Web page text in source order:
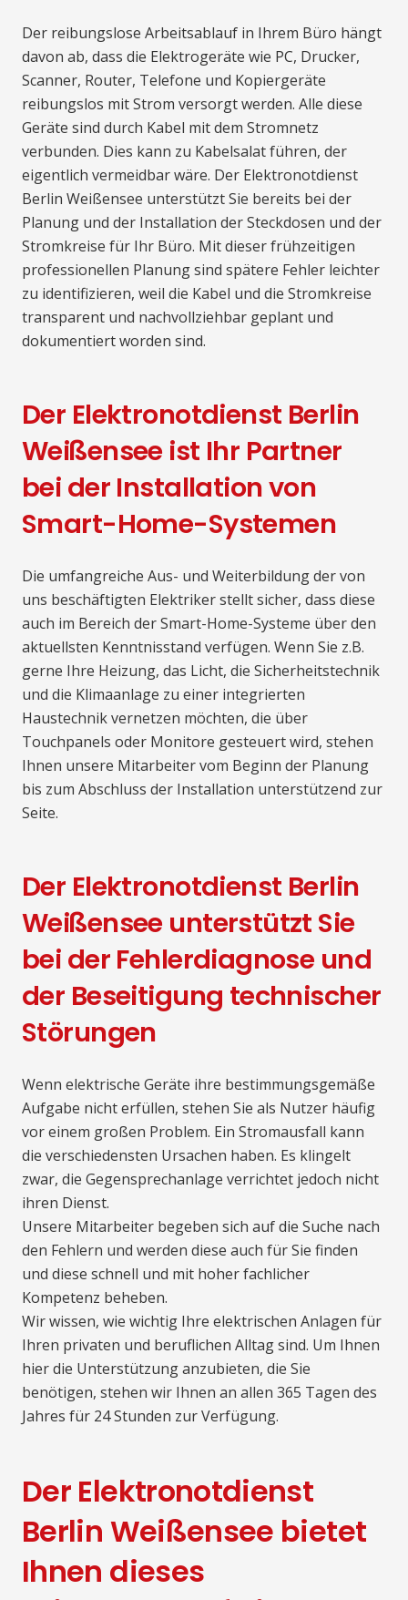
Der reibungslose Arbeitsablauf in Ihrem Büro hängt
davon ab, dass die Elektrogeräte wie PC, Drucker,
Scanner, Router, Telefone und Kopiergeräte
reibungslos mit Strom versorgt werden. Alle diese
Geräte sind durch Kabel mit dem Stromnetz
verbunden. Dies kann zu Kabelsalat führen, der
eigentlich vermeidbar wäre. Der Elektronotdienst
Berlin Weißensee unterstützt Sie bereits bei der
Planung und der Installation der Steckdosen und der
Stromkreise für Ihr Büro. Mit dieser frühzeitigen
professionellen Planung sind spätere Fehler leichter
zu identifizieren, weil die Kabel und die Stromkreise
transparent und nachvollziehbar geplant und
dokumentiert worden sind.
Der Elektronotdienst Berlin
Weißensee ist Ihr Partner
bei der Installation von
Smart-Home-Systemen
Die umfangreiche Aus- und Weiterbildung der von
uns beschäftigten Elektriker stellt sicher, dass diese
auch im Bereich der Smart-Home-Systeme über den
aktuellsten Kenntnisstand verfügen. Wenn Sie z.B.
gerne Ihre Heizung, das Licht, die Sicherheitstechnik
und die Klimaanlage zu einer integrierten
Haustechnik vernetzen möchten, die über
Touchpanels oder Monitore gesteuert wird, stehen
Ihnen unsere Mitarbeiter vom Beginn der Planung
bis zum Abschluss der Installation unterstützend zur
Seite.
Der Elektronotdienst Berlin
Weißensee unterstützt Sie
bei der Fehlerdiagnose und
der Beseitigung technischer
Störungen
Wenn elektrische Geräte ihre bestimmungsgemäße
Aufgabe nicht erfüllen, stehen Sie als Nutzer häufig
vor einem großen Problem. Ein Stromausfall kann
die verschiedensten Ursachen haben. Es klingelt
zwar, die Gegensprechanlage verrichtet jedoch nicht
ihren Dienst.
Unsere Mitarbeiter begeben sich auf die Suche nach
den Fehlern und werden diese auch für Sie finden
und diese schnell und mit hoher fachlicher
Kompetenz beheben.
Wir wissen, wie wichtig Ihre elektrischen Anlagen für
Ihren privaten und beruflichen Alltag sind. Um Ihnen
hier die Unterstützung anzubieten, die Sie
benötigen, stehen wir Ihnen an allen 365 Tagen des
Jahres für 24 Stunden zur Verfügung.
Der Elektronotdienst
Berlin Weißensee bietet
Ihnen dieses